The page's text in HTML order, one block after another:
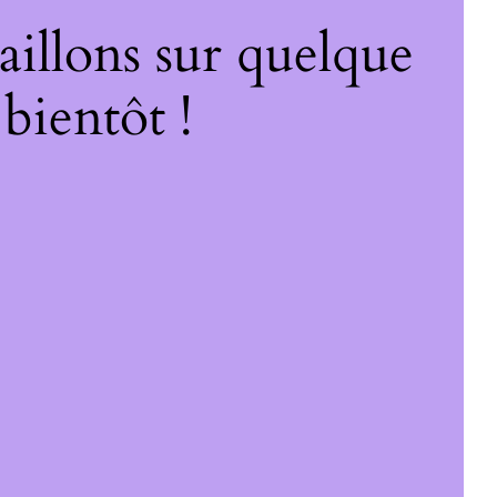
sur quelque
!